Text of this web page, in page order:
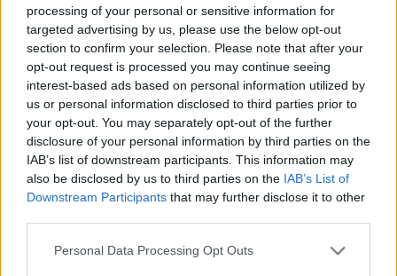
processing of your personal or sensitive information for
targeted advertising by us, please use the below opt-out
section to confirm your selection. Please note that after your
opt-out request is processed you may continue seeing
interest-based ads based on personal information utilized by
us or personal information disclosed to third parties prior to
your opt-out. You may separately opt-out of the further
disclosure of your personal information by third parties on the
IAB’s list of downstream participants. This information may
also be disclosed by us to third parties on the IAB’s List of
Downstream Participants that may further disclose it to other
Personal Data Processing Opt Outs
Αεροδρόμιο βάζει όριο στους